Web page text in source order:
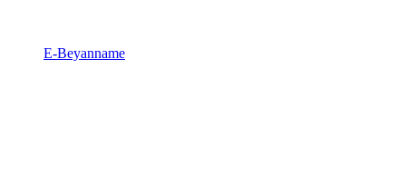
E-Beyanname